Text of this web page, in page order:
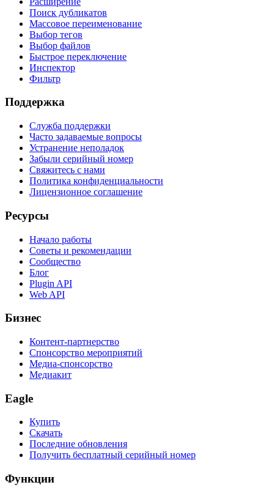
Поиск дубликатов
Массовое переименование
Выбор тегов
Выбор файлов
Быстрое переключение
Инспектор
Фильтр
Поддержка
Служба поддержки
Часто задаваемые вопросы
Устранение неполадок
Забыли серийный номер
Свяжитесь с нами
Политика конфиденциальности
Лицензионное соглашение
Ресурсы
Начало работы
Советы и рекомендации
Сообщество
Блог
Plugin API
Web API
Бизнес
Контент-партнерство
Спонсорство мероприятий
Медиа-спонсорство
Медиакит
Eagle
Купить
Скачать
Последние обновления
Получить бесплатный серийный номер
Функции